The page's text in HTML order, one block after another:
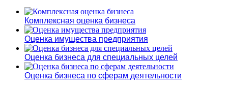
Комплексная оценка бизнеса
Оценка имущества предприятия
Оценка бизнеса для специальных целей
Оценка бизнеса по сферам деятельности